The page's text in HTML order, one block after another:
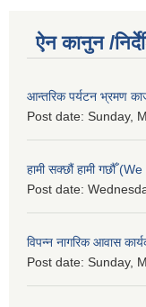
ऐन कानुन /
आन्तरिक पर्यटन भ्रमण
Post date: Sunday,
हामी सक्छौं हामी गछौँ
Post date:
विपन्न नागरिक आवास
Post date: Sunday,